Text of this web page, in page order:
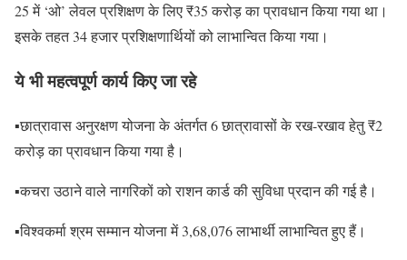
25 में ‘ओ’ लेवल प्रशिक्षण के लिए ₹35 करोड़ का प्रावधान किया गया था।
इसके तहत 34 हजार प्रशिक्षणार्थियों को लाभान्वित किया गया।
ये भी महत्वपूर्ण कार्य किए जा रहे
▪️छात्रावास अनुरक्षण योजना के अंतर्गत 6 छात्रावासों के रख-रखाव हेतु ₹2
करोड़ का प्रावधान किया गया है।
▪️कचरा उठाने वाले नागरिकों को राशन कार्ड की सुविधा प्रदान की गई है।
▪️विश्वकर्मा श्रम सम्मान योजना में 3,68,076 लाभार्थी लाभान्वित हुए हैं।